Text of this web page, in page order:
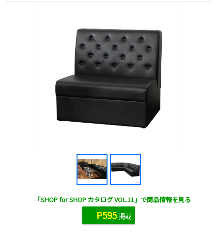
「SHOP for SHOP カタログ VOL.11」で商品情報を見る
P595掲載